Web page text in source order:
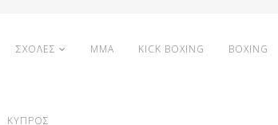
ΣΧΟΛΕΣ MMA KICK BOXING BOXING
ΚΥΠΡΟΣ